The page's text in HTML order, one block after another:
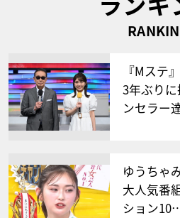
『Mステ
3年ぶり
ンセラー
ゆうちゃ
大人気番
ション